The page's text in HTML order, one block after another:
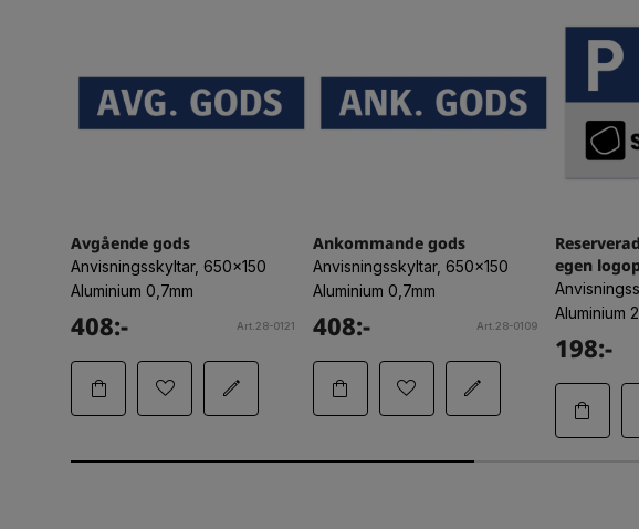
Avgående gods
Anvisningsskyltar, 650x150
Aluminium 0,7mm
408:- Art.28-0121
Ankommande gods
Anvisningsskyltar, 650x150
Aluminium 0,7mm
408:- Art.28-0109
egen
Aluminium
198:-